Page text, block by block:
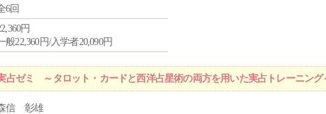
6回
円
般22,360円/入学者20,090円
占ゼミ ～タロット・カードと西洋占星術の両方を用いた実占トレーニング
信 彰雄